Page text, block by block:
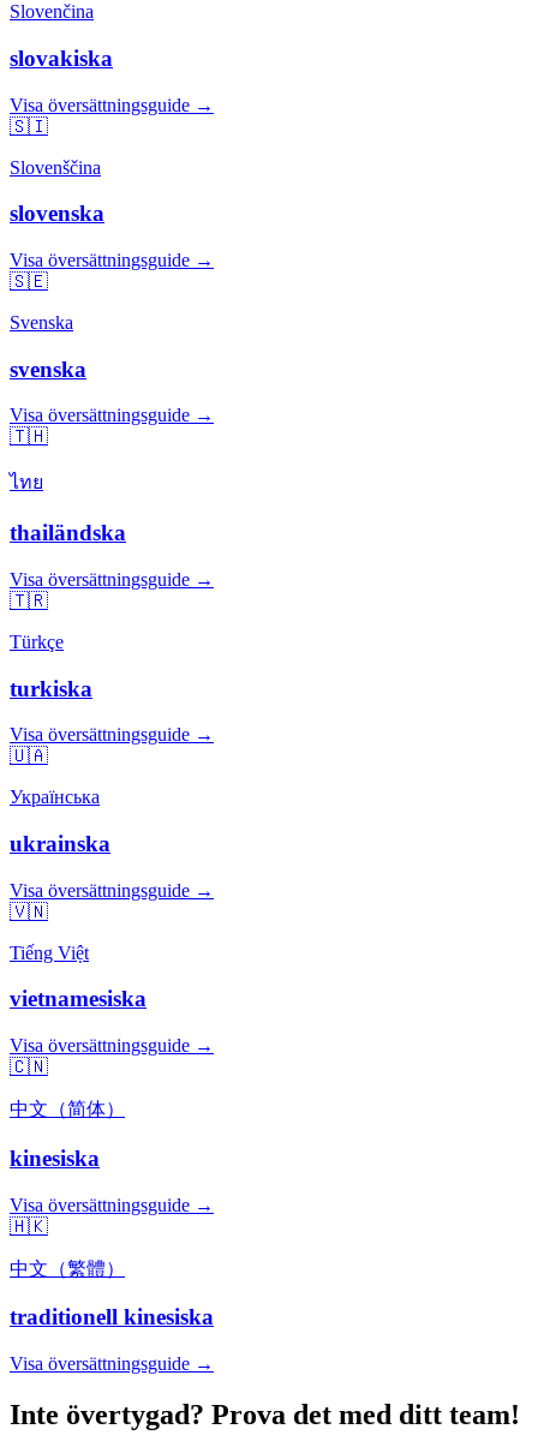
Slovenčina
slovakiska
Visa översättningsguide →
🇸🇮
Slovenščina
slovenska
Visa översättningsguide →
🇸🇪
Svenska
svenska
Visa översättningsguide →
🇹🇭
ไทย
thailändska
Visa översättningsguide →
🇹🇷
Türkçe
turkiska
Visa översättningsguide →
🇺🇦
Українська
ukrainska
Visa översättningsguide →
🇻🇳
Tiếng Việt
vietnamesiska
Visa översättningsguide →
🇨🇳
中文（简体）
kinesiska
Visa översättningsguide →
🇭🇰
中文（繁體）
traditionell kinesiska
Visa översättningsguide →
Inte övertygad? Prova det med ditt team!